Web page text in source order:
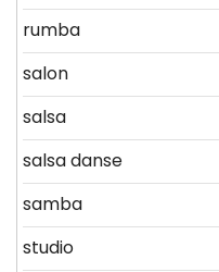
rumba
salon
salsa
salsa danse
samba
studio